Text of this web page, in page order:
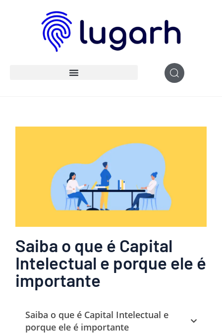
Saiba o que é Capital
Intelectual e porque ele é
importante
Saiba o que é Capital Intelectual e
porque ele é importante